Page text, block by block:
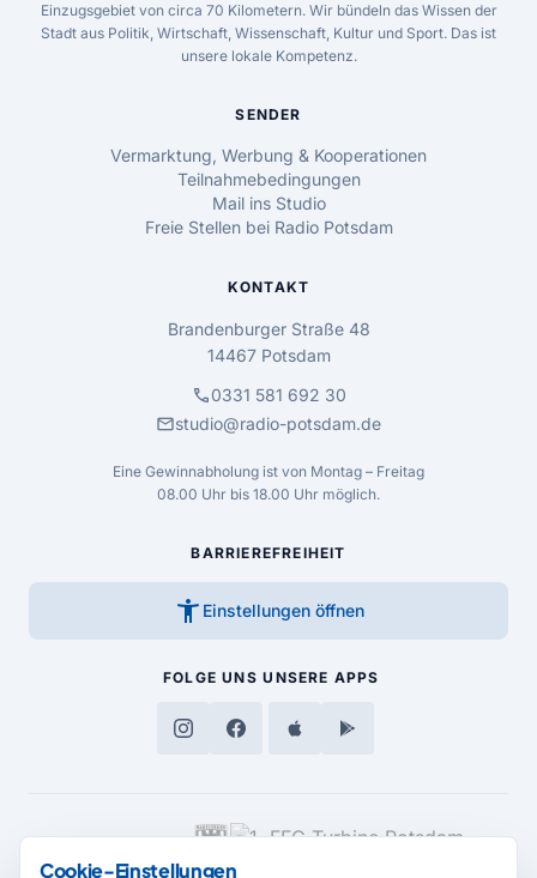
Einzugsgebiet von circa 70 Kilometern. Wir bündeln das Wissen der
Stadt aus Politik, Wirtschaft, Wissenschaft, Kultur und Sport. Das ist
unsere lokale Kompetenz.
SENDER
Vermarktung, Werbung & Kooperationen
Teilnahmebedingungen
Mail ins Studio
Freie Stellen bei Radio Potsdam
KONTAKT
Brandenburger Straße 48
14467 Potsdam
call0331 581 692 30
mailstudio@radio-potsdam.de
Eine Gewinnabholung ist von Montag – Freitag
08.00 Uhr bis 18.00 Uhr möglich.
BARRIEREFREIHEIT
accessibility_new Einstellungen öffnen
FOLGE UNS UNSERE APPS
MEDIENPARTNER
Cookie-Einstellungen